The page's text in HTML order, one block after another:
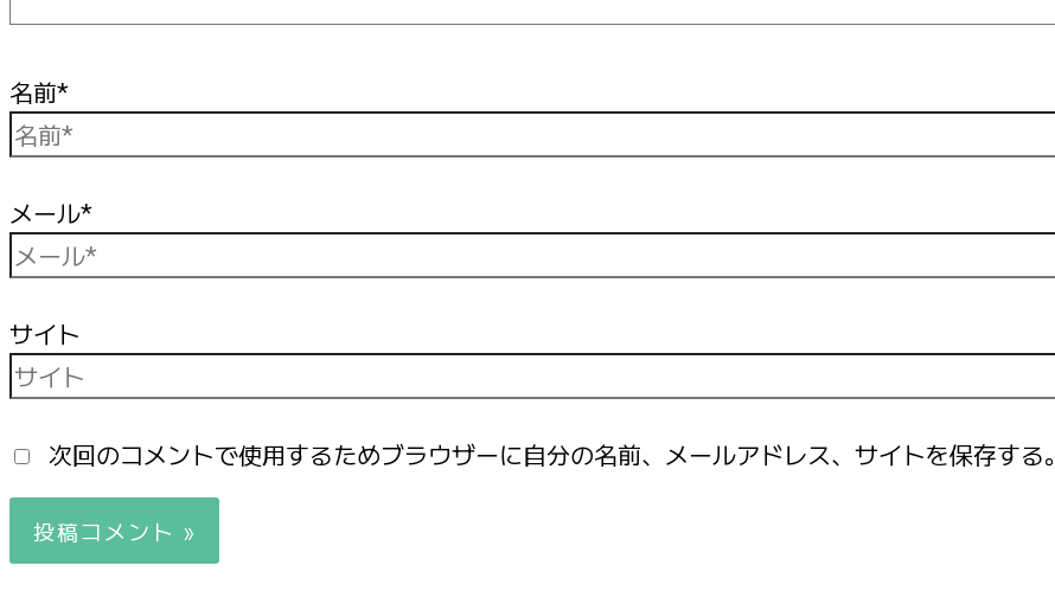
名前*
メール*
サイト
次回のコメントで使用するためブラウザーに自分の名前、メールアドレス、サイトを保存する。